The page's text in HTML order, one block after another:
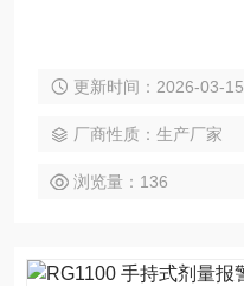
更新时间：2026-03-15
厂商性质：生产厂家
浏览量：136